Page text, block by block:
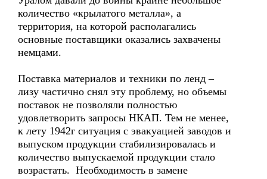
количество «крылатого металла», а
территория, на которой располагались
основные поставщики оказались захвачены
немцами.
Поставка материалов и техники по ленд –
лизу частично снял эту проблему, но объемы
поставок не позволяли полностью
удовлетворить запросы НКАП. Тем не менее,
к лету 1942г ситуация с эвакуацией заводов и
выпуском продукции стабилизировалась и
количество выпускаемой продукции стало
возрастать. Необходимость в замене